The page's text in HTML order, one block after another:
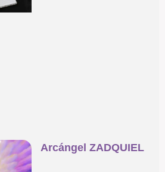
Arcángel ZADQUIEL